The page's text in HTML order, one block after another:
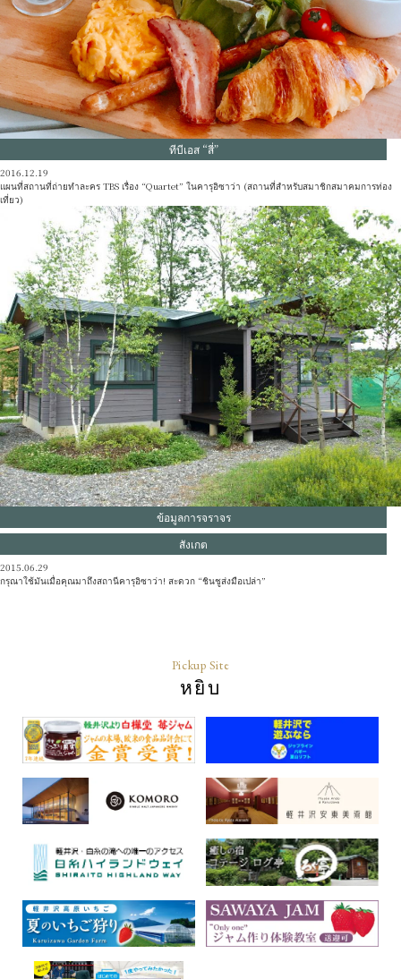
ทีบีเอส “สี่”
2016.12.19
แผนที่สถานที่ถ่ายทำละคร TBS เรื่อง “Quartet” ในคารุอิซาว่า (สถานที่สำหรับสมาชิกสมาคมการท่อง
เที่ยว)
ข้อมูลการจราจร
สังเกต
2015.06.29
กรุณาใช้มันเมื่อคุณมาถึงสถานีคารุอิซาว่า! สะดวก “ชินชูส่งมือเปล่า”
Pickup Site
หยิบ